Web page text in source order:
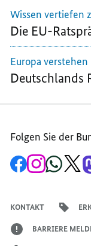
Wissen vertiefen
Die EU-
Europa verstehen
Deutschlands
Folgen Sie der
Zur
Facebook-
Zum
Instagram-
Zum
X-
KONTAKT
BARRIERE